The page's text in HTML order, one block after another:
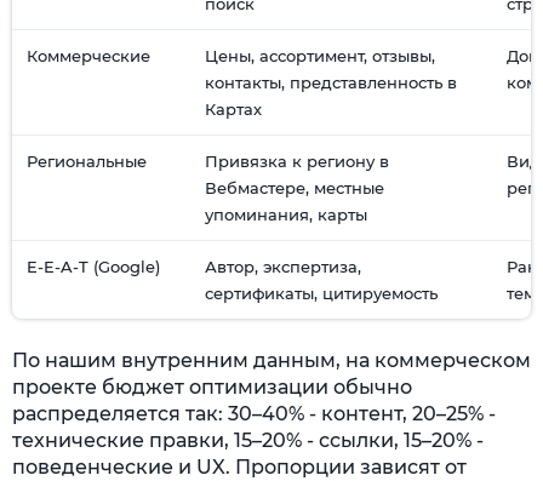
Коммерческие
Цены, ассортимент, отзывы,
контакты, представленность в
Картах
Региональные
Привязка к региону в
Вебмастере, местные
упоминания, карты
E-E-A-T (Google)
Автор, экспертиза,
сертификаты, цитируемость
По нашим внутренним данным, на коммерческом
проекте бюджет оптимизации обычно
распределяется так: 30–40% - контент, 20–25% -
технические правки, 15–20% - ссылки, 15–20% -
поведенческие и UX. Пропорции зависят от